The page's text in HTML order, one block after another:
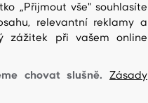
„Přijmout vše" souhlasíte
relevantní reklamy a
zážitek při vašem online
chovat slušně. Zásady